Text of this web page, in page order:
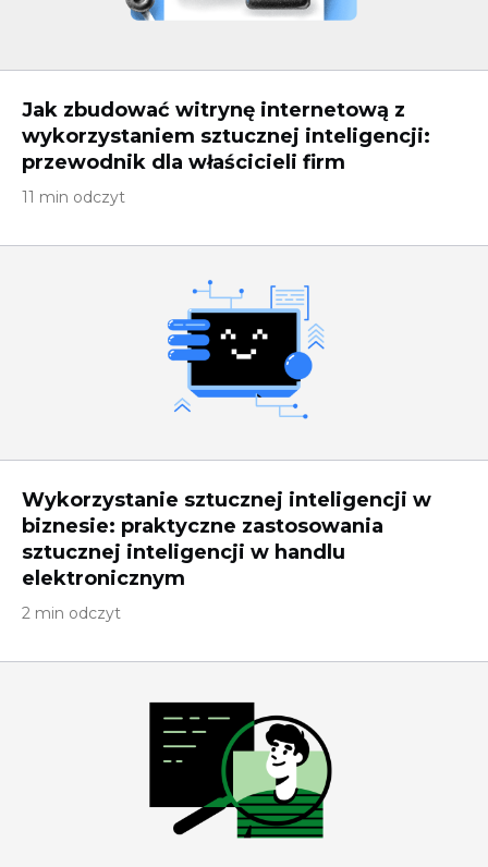
Jak zbudować witrynę internetową z
wykorzystaniem sztucznej inteligencji:
przewodnik dla właścicieli firm
11 min odczyt
Wykorzystanie sztucznej inteligencji w
biznesie: praktyczne zastosowania
sztucznej inteligencji w handlu
elektronicznym
2 min odczyt